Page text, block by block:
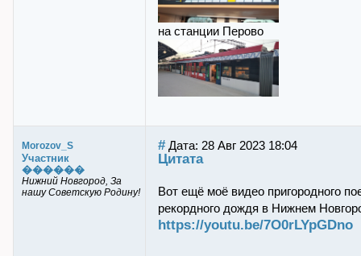
на станции Перово
Morozov_S
Участник
������
Нижний Новгород, За
нашу Советскую Родину!
#Дата: 28 Авг 2023 18:04
Цитата
Вот ещё моё видео пригородного
рекордного дождя в Нижнем
https://youtu.be/7O0rLYpGDno